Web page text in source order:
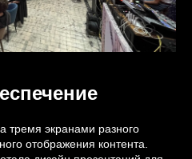
тремя экранами разного
отображения контента.